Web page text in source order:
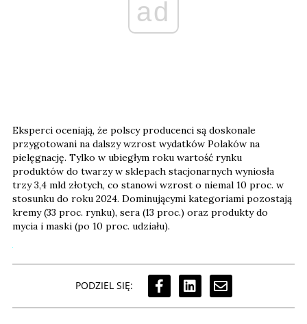
ad
Eksperci oceniają, że polscy producenci są doskonale
przygotowani na dalszy wzrost wydatków Polaków na
pielęgnację. Tylko w ubiegłym roku wartość rynku
produktów do twarzy w sklepach stacjonarnych wyniosła
trzy 3,4 mld złotych, co stanowi wzrost o niemal 10 proc. w
stosunku do roku 2024. Dominującymi kategoriami pozostają
kremy (33 proc. rynku), sera (13 proc.) oraz produkty do
mycia i maski (po 10 proc. udziału).
PODZIEL SIĘ: